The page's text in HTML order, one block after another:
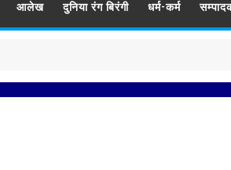
आलेख दुनिया रंग बिरंगी धर्म-कर्म